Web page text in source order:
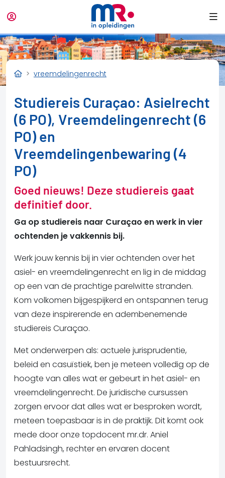
vreemdelingenrecht
Studiereis Curaçao: Asielrecht
(6 PO), Vreemdelingenrecht (6
PO) en
Vreemdelingenbewaring (4
PO)
Goed nieuws! Deze studiereis gaat
definitief door.
Ga op studiereis naar Curaçao en werk in vier
ochtenden je vakkennis bij.
Werk jouw kennis bij in vier ochtenden over het
asiel- en vreemdelingenrecht en lig in de middag
op een van de prachtige parelwitte stranden.
Kom volkomen bijgespijkerd en ontspannen terug
van deze inspirerende en adembenemende
studiereis Curaçao.
Met onderwerpen als: actuele jurisprudentie,
beleid en casuïstiek, ben je meteen volledig op de
hoogte van alles wat er gebeurt in het asiel- en
vreemdelingenrecht. De juridische cursussen
zorgen ervoor dat alles wat er besproken wordt,
meteen toepasbaar is in de praktijk. Dit komt ook
mede door onze topdocent mr.dr. Aniel
Pahladsingh, rechter en ervaren docent
bestuursrecht.